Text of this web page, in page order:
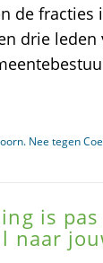
de
drie
Nee tegen
is
naar